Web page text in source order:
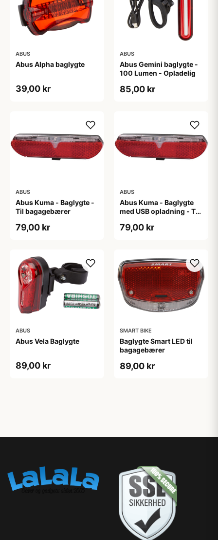
ABUS
Abus Alpha baglygte
39,00 kr
ABUS
Abus Gemini baglygte -
100 Lumen - Opladelig
85,00 kr
ABUS
Abus Kuma - Baglygte -
Til bagagebærer
79,00 kr
ABUS
Abus Kuma - Baglygte
med USB opladning - Til
79,00 kr
ABUS
Abus Vela Baglygte
89,00 kr
SMART BIKE
Baglygte Smart LED til
bagagebærer
89,00 kr